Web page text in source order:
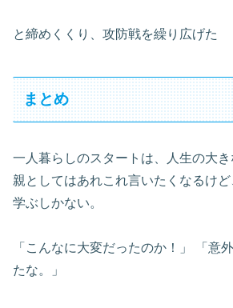
と締めくくり、攻防戦を繰り広げた
まとめ
一人暮らしのスタートは、人生の大き
親としてはあれこれ言いたくなるけ
学ぶしかない。
「こんなに大変だったのか！」 「意
たな。」